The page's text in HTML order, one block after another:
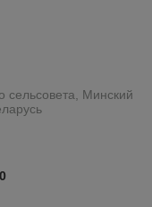
сельсовета, Минский